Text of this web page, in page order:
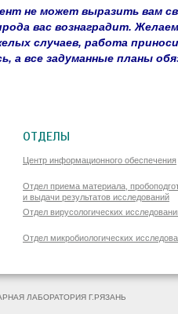
не может выразить вам
вас вознаградит.
случаев, работа
а все задуманные планы
ОТДЕЛЫ
Центр информационного обеспечения
Отдел приема материала,
и выдачи результатов исследований
Отдел вирусологических
Отдел микробиологических
ЛАБОРАТОРИЯ Г.РЯЗАНЬ